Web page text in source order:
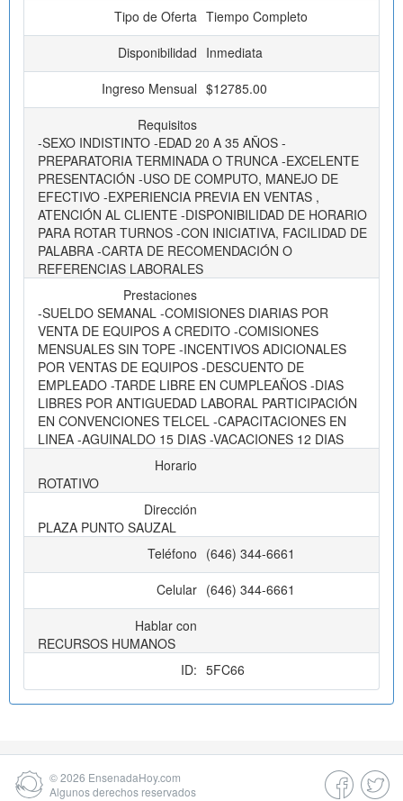
Tipo de Oferta Tiempo Completo
Disponibilidad Inmediata
Ingreso Mensual $12785.00
Requisitos
-SEXO INDISTINTO -EDAD 20 A 35 AÑOS -
PREPARATORIA TERMINADA O TRUNCA -EXCELENTE
PRESENTACIÓN -USO DE COMPUTO, MANEJO DE
EFECTIVO -EXPERIENCIA PREVIA EN VENTAS ,
ATENCIÓN AL CLIENTE -DISPONIBILIDAD DE HORARIO
PARA ROTAR TURNOS -CON INICIATIVA, FACILIDAD DE
PALABRA -CARTA DE RECOMENDACIÓN O
REFERENCIAS LABORALES
Prestaciones
-SUELDO SEMANAL -COMISIONES DIARIAS POR
VENTA DE EQUIPOS A CREDITO -COMISIONES
MENSUALES SIN TOPE -INCENTIVOS ADICIONALES
POR VENTAS DE EQUIPOS -DESCUENTO DE
EMPLEADO -TARDE LIBRE EN CUMPLEAÑOS -DIAS
LIBRES POR ANTIGUEDAD LABORAL PARTICIPACIÓN
EN CONVENCIONES TELCEL -CAPACITACIONES EN
LINEA -AGUINALDO 15 DIAS -VACACIONES 12 DIAS
Horario
ROTATIVO
Dirección
PLAZA PUNTO SAUZAL
Teléfono (646) 344-6661
Celular (646) 344-6661
Hablar con
RECURSOS HUMANOS
ID: 5FC66
© 2026 EnsenadaHoy.com
Algunos derechos reservados